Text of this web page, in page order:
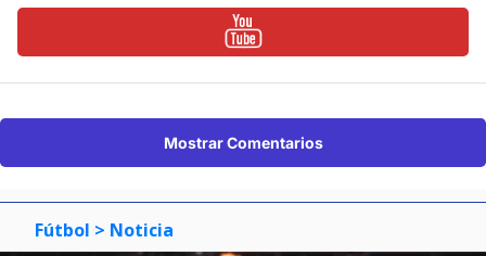
Mostrar Comentarios
Fútbol > Noticia